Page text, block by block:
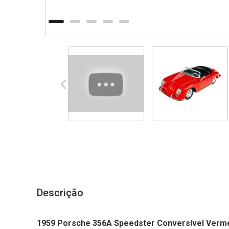
Descrição
1959 Porsche 356A Speedster Conversível